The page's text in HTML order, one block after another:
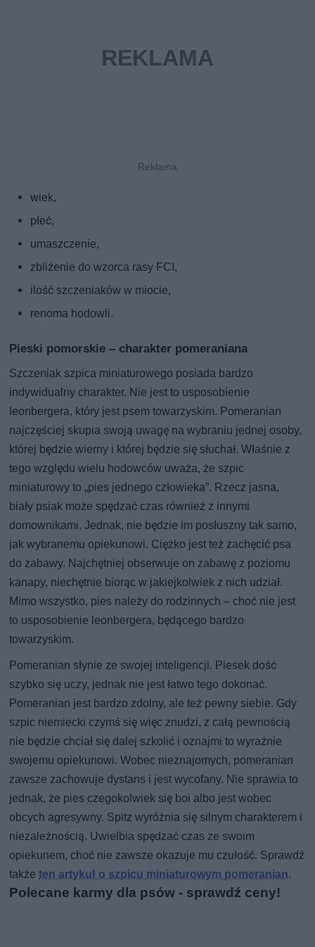
wiek,
płeć,
umaszczenie,
zbliżenie do wzorca rasy FCI,
ilość szczeniaków w miocie,
renoma hodowli.
Pieski pomorskie – charakter pomeraniana
Szczeniak szpica miniaturowego posiada bardzo
indywidualny charakter. Nie jest to usposobienie
leonbergera, który jest psem towarzyskim. Pomeranian
najczęściej skupia swoją uwagę na wybraniu jednej osoby,
której będzie wierny i której będzie się słuchał. Właśnie z
tego względu wielu hodowców uważa, że szpic
miniaturowy to „pies jednego człowieka”. Rzecz jasna,
biały psiak może spędzać czas również z innymi
domownikami. Jednak, nie będzie im posłuszny tak samo,
jak wybranemu opiekunowi. Ciężko jest też zachęcić psa
do zabawy. Najchętniej obserwuje on zabawę z poziomu
kanapy, niechętnie biorąc w jakiejkolwiek z nich udział.
Mimo wszystko, pies należy do rodzinnych – choć nie jest
to usposobienie leonbergera, będącego bardzo
towarzyskim.
Pomeranian słynie ze swojej inteligencji. Piesek dość
szybko się uczy, jednak nie jest łatwo tego dokonać.
Pomeranian jest bardzo zdolny, ale też pewny siebie. Gdy
szpic niemiecki czymś się więc znudzi, z całą pewnością
nie będzie chciał się dalej szkolić i oznajmi to wyraźnie
swojemu opiekunowi. Wobec nieznajomych, pomeranian
zawsze zachowuje dystans i jest wycofany. Nie sprawia to
jednak, że pies czegokolwiek się boi albo jest wobec
obcych agresywny. Spitz wyróżnia się silnym charakterem i
niezależnością. Uwielbia spędzać czas ze swoim
opiekunem, choć nie zawsze okazuje mu czułość. Sprawdź
takżeten artykuł o szpicu miniaturowym pomeranian.
Polecane karmy dla psów - sprawdź ceny!